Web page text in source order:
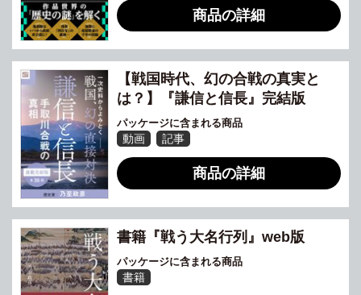
商品の詳細
【戦国時代、幻の合戦の真実と
は？】『謙信と信長』完結版
パッケージに含まれる商品
動画 記事
商品の詳細
書籍『戦う大名行列』web版
パッケージに含まれる商品
書籍